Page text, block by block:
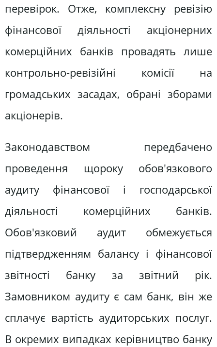
перевірок. Отже, комплексну ревізію
фінансової діяльності акціонерних
комерційних банків провадять лише
контрольно-ревізійні комісії на
громадських засадах, обрані зборами
акціонерів.
Законодавством передбачено
проведення щороку обов'язкового
аудиту фінансової і господарської
діяльності комерційних банків.
Обов'язковий аудит обмежується
підтвердженням балансу і фінансової
звітності банку за звітний рік.
Замовником аудиту є сам банк, він же
сплачує вартість аудиторських послуг.
В окремих випадках керівництво банку